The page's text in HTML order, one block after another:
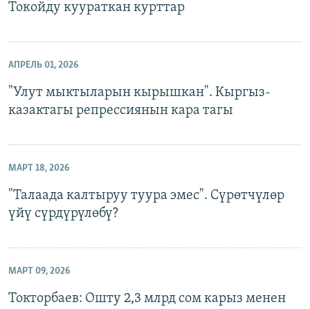
Токойду куураткан курттар
АПРЕЛЬ 01, 2026
"Улут мыктыларын кырышкан". Кыргыз-
казактагы репрессиянын кара тагы
МАРТ 18, 2026
"Талаада калтыруу туура эмес". Сүрөтчүлөр
үйү сүрдүрүлөбү?
МАРТ 09, 2026
Токторбаев: Ошту 2,3 млрд сом карыз менен